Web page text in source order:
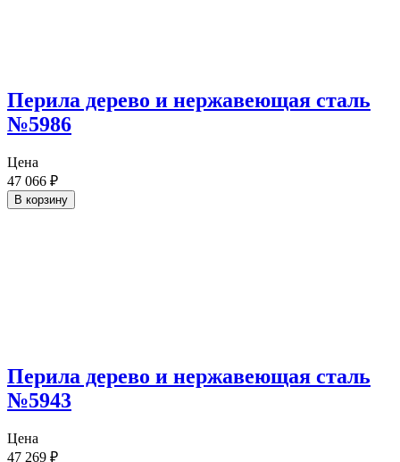
Перила дерево и нержавеющая сталь
№5986
Цена
47 066 ₽
В корзину
Перила дерево и нержавеющая сталь
№5943
Цена
47 269 ₽